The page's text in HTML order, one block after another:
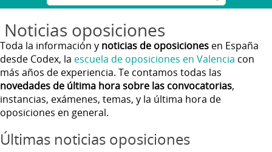
Noticias oposiciones
Toda la información y noticias de oposiciones en España
desde Codex, la escuela de oposiciones en Valencia con
más años de experiencia. Te contamos todas las
novedades de última hora sobre las convocatorias,
instancias, exámenes, temas, y la última hora de
oposiciones en general.
Últimas noticias oposiciones